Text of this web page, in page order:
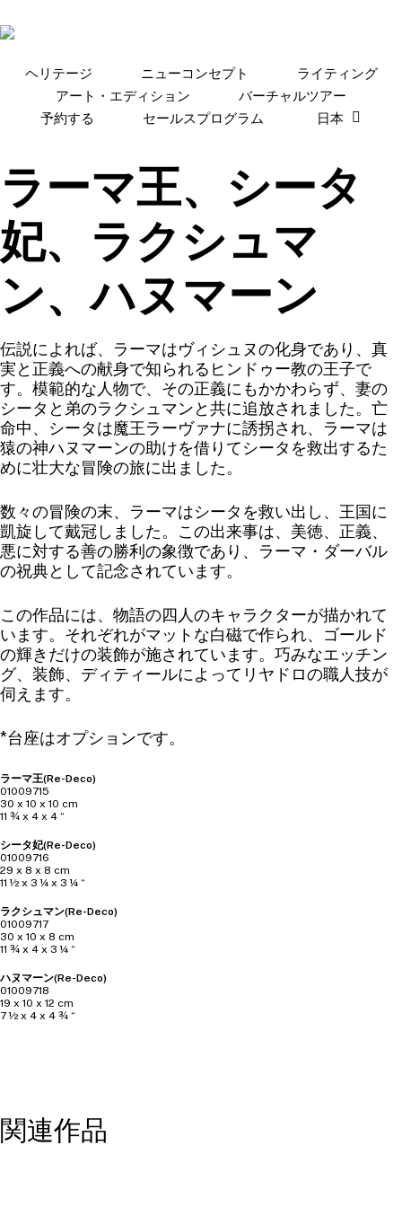
to
content
ヘリテージ ニューコンセプト
ライティング
アート・エディション
バーチャルツアー
予約する
セールスプログラム 日本
ラーマ王、シータ
妃、ラクシュマ
ン、ハヌマーン
伝説によれば、ラーマはヴィシュヌの化身であり、真
実と正義への献身で知られるヒンドゥー教の王子で
す。模範的な人物で、その正義にもかかわらず、妻の
シータと弟のラクシュマンと共に追放されました。亡
命中、シータは魔王ラーヴァナに誘拐され、ラーマは
猿の神ハヌマーンの助けを借りてシータを救出するた
めに壮大な冒険の旅に出ました。
数々の冒険の末、ラーマはシータを救い出し、王国に
凱旋して戴冠しました。この出来事は、美徳、正義、
悪に対する善の勝利の象徴であり、ラーマ・ダーバル
の祝典として記念されています。
この作品には、物語の四人のキャラクターが描かれて
います。それぞれがマットな白磁で作られ、ゴールド
の輝きだけの装飾が施されています。巧みなエッチン
グ、装飾、ディティールによってリヤドロの職人技が
伺えます。
*台座はオプションです。
ラーマ王(Re-Deco)
01009715
30 x 10 x 10 cm
11 ¾ x 4 x 4 “
シータ妃(Re-Deco)
01009716
29 x 8 x 8 cm
11 ½ x 3 ¼ x 3 ¼ “
ラクシュマン(Re-Deco)
01009717
30 x 10 x 8 cm
11 ¾ x 4 x 3 ¼ “
ハヌマーン(Re-Deco)
01009718
19 x 10 x 12 cm
7 ½ x 4 x 4 ¾ “
関連作品